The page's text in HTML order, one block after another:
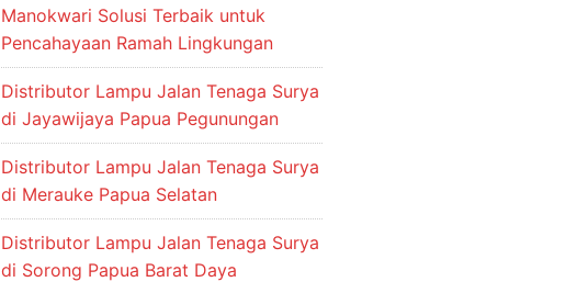
Manokwari Solusi Terbaik untuk
Pencahayaan Ramah Lingkungan
Distributor Lampu Jalan Tenaga Surya
di Jayawijaya Papua Pegunungan
Distributor Lampu Jalan Tenaga Surya
di Merauke Papua Selatan
Distributor Lampu Jalan Tenaga Surya
di Sorong Papua Barat Daya